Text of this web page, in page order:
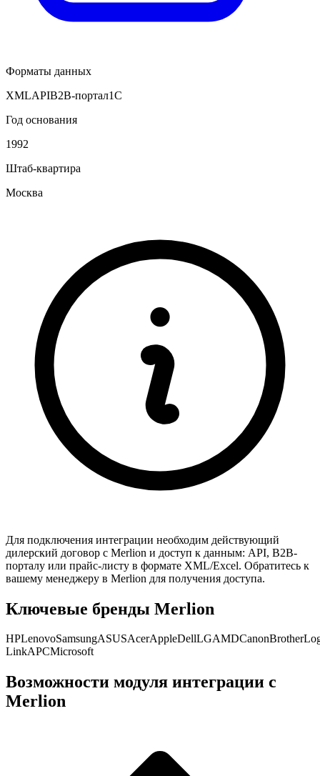
Форматы данных
XMLAPIB2B-портал1С
Год основания
1992
Штаб-квартира
Москва
Для подключения интеграции необходим действующий
дилерский договор с Merlion и доступ к данным: API, B2B-
порталу или прайс-листу в формате XML/Excel. Обратитесь к
вашему менеджеру в Merlion для получения доступа.
Ключевые бренды Merlion
HPLenovoSamsungASUSAcerAppleDellLGAMDCanonBrother
LinkAPCMicrosoft
Возможности модуля интеграции с
Merlion